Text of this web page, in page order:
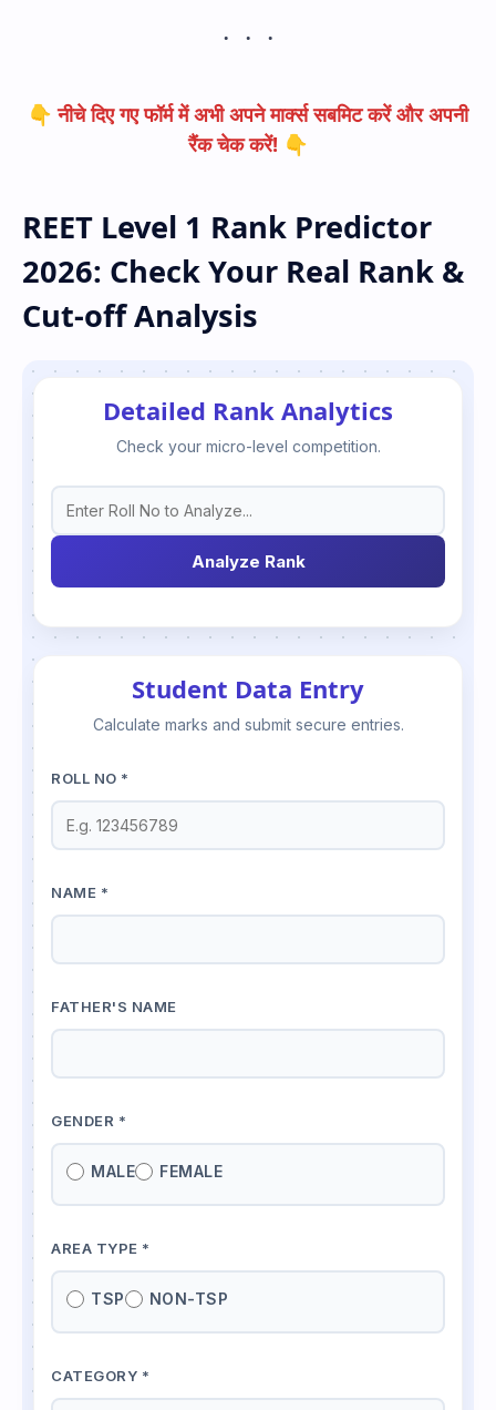
👇 नीचे दिए गए फॉर्म में अभी अपने मार्क्स सबमिट करें और अपनी
रैंक चेक करें! 👇
REET Level 1 Rank Predictor
2026: Check Your Real Rank &
Cut-off Analysis
Detailed Rank Analytics
Check your micro-level competition.
Analyze Rank
Student Data Entry
Calculate marks and submit secure entries.
ROLL NO *
NAME *
FATHER'S NAME
GENDER *
MALE FEMALE
AREA TYPE *
TSP NON-TSP
CATEGORY *